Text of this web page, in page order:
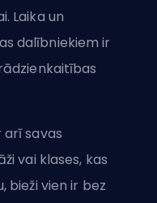
Laika un
dalībniekiem ir
savas
vai klases, kas
bieži vien ir bez